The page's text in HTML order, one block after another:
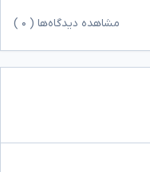
مشاهده دیدگاه‌ها ( ۰